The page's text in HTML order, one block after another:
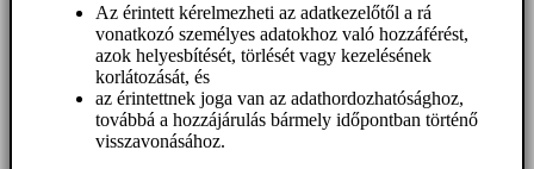
Az érintett kérelmezheti az adatkezelőtől a rá
vonatkozó személyes adatokhoz való hozzáférést,
azok helyesbítését, törlését vagy kezelésének
korlátozását, és
az érintettnek joga van az adathordozhatósághoz,
továbbá a hozzájárulás bármely időpontban történő
visszavonásához.